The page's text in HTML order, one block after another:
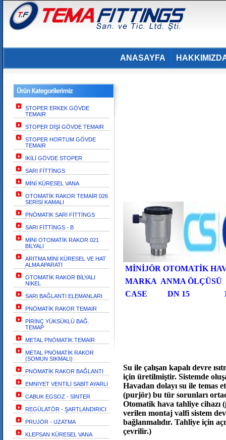
ANASAYFA
STOPER ERKEK GÖVDE
TEMAIR
STOPER DİŞİ GÖVDE TEMAIR
STOPER HORTUM GÖVDE
TEMAIR
İKİLİ GÖVDE STOPER
SARI FİTTİNGS
MİNİ KÜRESEL VANA
OTOMATİK RAKOR TEMAİR 026
SERİSİ KAMALI
PNÖMATİK SARI FİTTİNGS
SARI FİTTİNGS - B
MİNİ OTOMATİK RAKOR 021
BİLYALI
ARITMA MİNİ KÜRESEL VE HAT
ALMA APARATI
OTOMATİK RAKOR BİLYALI
NİKEL
SARI BAĞLANTI ELEMANLARI
PNÖMATİK RAKOR TEMAİR
PİRİNÇ YÜKSÜKLÜ BAĞ.
TEMAP
METAL PNÖMATİK TEMAİR
METAL PNÖMATİK RAKOR
(SOMUN SIKMALI)
PNÖMATİK RAKOR BAĞLANTI
EMNİYET VENTİLİ SABİT AYARLI
CABUK EGSOZ - SİNTER
REGÜLATÖR - ŞARTLANDIRICI
PRUJÖR - UZATMA
KLEPSAN KÜRESEL VANA
MİNİJÖR OTOMATİK
MARKA ANMA ÖLÇÜSÜ
CASE
Su ile çalışan kapalı devre
için üretilmiştir. Sistemde
Havadan dolayı su ile temas
(purjör) bu tür sorunları
Otomatik hava tahliye cihazı
verilen montaj valfi sistem
bağlanmalıdır. Tahliye için
çevrilir.)